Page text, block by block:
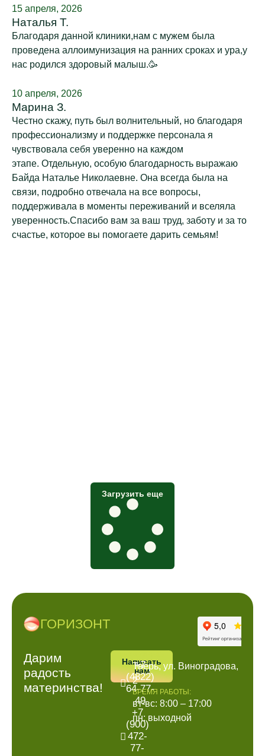
15 апреля, 2026
Наталья Т.
Благодаря данной клиники,нам с мужем была
проведена аллоимунизация на ранних сроках и ура,у
нас родился здоровый малыш.🥳
10 апреля, 2026
Марина З.
Честно скажу, путь был волнительный, но благодаря
профессионализму и поддержке персонала я
чувствовала себя уверенно на каждом
этапе. Отдельную, особую благодарность выражаю
Байда Наталье Николаевне. Она всегда была на
связи, подробно отвечала на все вопросы,
поддерживала в моменты переживаний и вселяла
уверенность.Спасибо вам за ваш труд, заботу и за то
счастье, которое вы помогаете дарить семьям!
Загрузить еще
ГОРИЗОНТ
Дарим
радость
материнства!
Написать
нам
+7
(4822)
64-77-
49
+7
(900)
472-
77-
Тверь, ул. Виноградова,
2
ВРЕМЯ РАБОТЫ:
вт-вс: 8:00 – 17:00
пн: выходной